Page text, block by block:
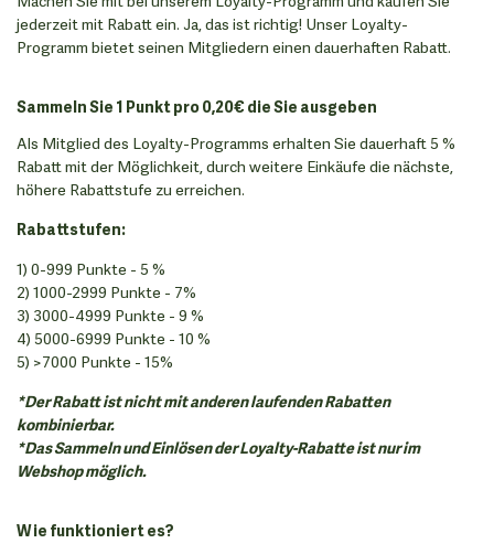
jederzeit mit Rabatt ein. Ja, das ist richtig! Unser Loyalty-
Programm bietet seinen Mitgliedern einen dauerhaften Rabatt.
Sammeln Sie 1 Punkt pro 0,20€ die Sie ausgeben
Als Mitglied des Loyalty-Programms erhalten Sie dauerhaft 5 %
Rabatt mit der Möglichkeit, durch weitere Einkäufe die nächste,
höhere Rabattstufe zu erreichen.
Rabattstufen:
1) 0-999 Punkte - 5 %
2) 1000-2999 Punkte - 7%
3) 3000-4999 Punkte - 9 %
4) 5000-6999 Punkte - 10 %
5) >7000 Punkte - 15%
*Der Rabatt ist nicht mit anderen laufenden Rabatten
kombinierbar.
*Das Sammeln und Einlösen der Loyalty-Rabatte ist nur im
Webshop möglich.
Wie funktioniert es?